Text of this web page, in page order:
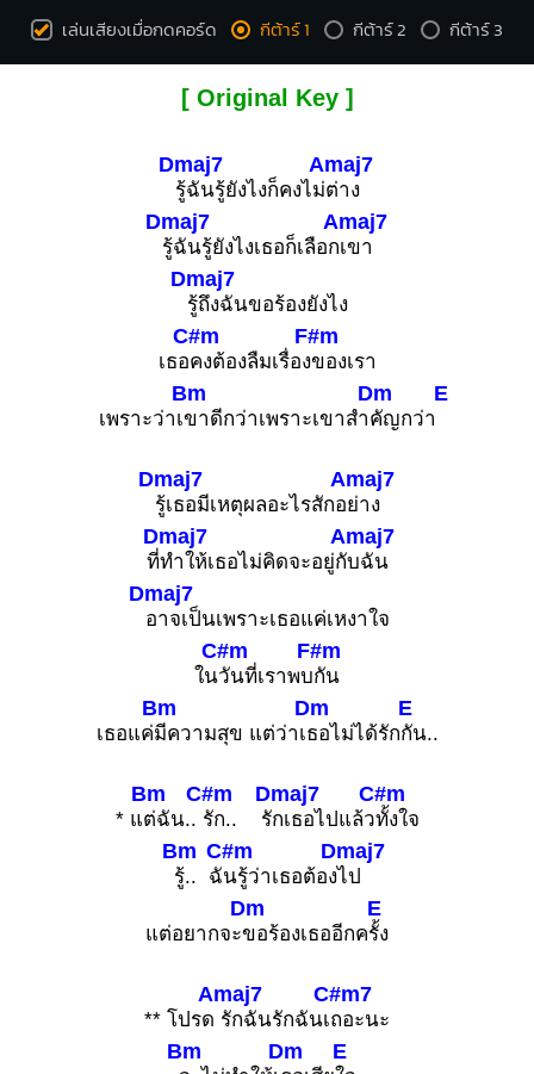
เล่นเสียงเมื่อกดคอร์ด กีต้าร์ 1 กีต้าร์ 2 กีต้าร์ 3
[ Original Key ]
Dmaj7
รู้ฉันรู้ยังไงก็คงไม่
Amaj7
ต่าง
Dmaj7
รู้ฉันรู้ยังไงเธอก็เลือก
Amaj7
เขา
Dmaj7
รู้ถึงฉันขอร้องยังไง
เธอ
C#m
คงต้องลืมเรื่อง
F#m
ของเรา
เพราะว่าเ
Bm
ขาดีกว่าเพราะเขาสำ
Dm
คัญกว่า
E
Dmaj7
รู้เธอมีเหตุผลอะไรสักอ
Amaj7
ย่าง
ที่
Dmaj7
ทำให้เธอไม่คิดจะอยู่กั
Amaj7
บฉัน
Dmaj7
อาจเป็นเพราะเธอแค่เหงาใจ
ใน
C#m
วันที่เราพบ
F#m
กัน
เธอแค่
Bm
มีความสุข แต่ว่าเ
Dm
ธอไม่ได้รัก
E
กัน..
* แ
Bm
ต่ฉัน..
C#m
รัก.. รั
Dmaj7
กเธอไปแล้ว
C#m
ทั้งใจ
Bm
รู้.. ฉั
C#m
นรู้ว่าเธอต้อง
Dmaj7
ไป
แต่อยากจะ
Dm
ขอร้องเธออีกค
E
รั้ง
** โปรด
Amaj7
รักฉันรักฉันเ
C#m7
ถอะนะ
Bm Dm E